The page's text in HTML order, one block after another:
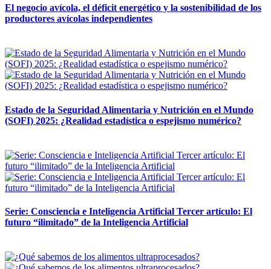
El negocio avícola, el déficit energético y la sostenibilidad de los
productores avícolas independientes
Estado de la Seguridad Alimentaria y Nutrición en el Mundo
(SOFI) 2025: ¿Realidad estadística o espejismo numérico?
Serie: Consciencia e Inteligencia Artificial Tercer artículo: El
futuro “ilimitado” de la Inteligencia Artificial